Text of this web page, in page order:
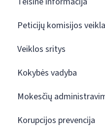
Peticijų komisijos veikla
Veiklos sritys
Kokybės vadyba
Mokesčių
Korupcijos prevencija